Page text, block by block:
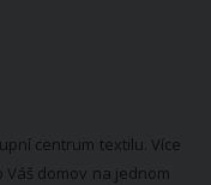
centrum textilu. Více
Váš domov na jednom